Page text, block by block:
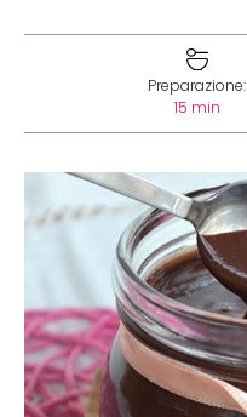
Preparazione:
15 min